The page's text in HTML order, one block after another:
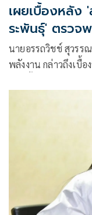
เผยเบื้องหลัง
ระพันธุ์' ตรวจ
นายอรรถวิชช์ สุวรร
พลังงาน กล่าวถึงเบื้